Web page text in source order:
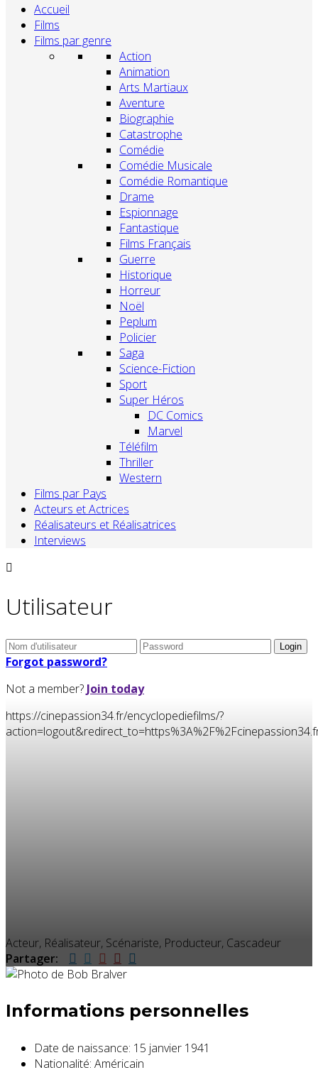
Accueil
Films
Films par genre
Action
Animation
Arts Martiaux
Aventure
Biographie
Catastrophe
Comédie
Comédie Musicale
Comédie Romantique
Drame
Espionnage
Fantastique
Films Français
Guerre
Historique
Horreur
Noël
Peplum
Policier
Saga
Science-Fiction
Sport
Super Héros
DC Comics
Marvel
Téléfilm
Thriller
Western
Films par Pays
Acteurs et Actrices
Réalisateurs et Réalisatrices
Interviews
Utilisateur
Forgot password?
Not a member? Join today
https://cinepassion34.fr/encyclopediefilms/?
Acteur, Réalisateur, Scénariste, Producteur, Cascadeur
Partager:
Informations personnelles
Date de naissance: 15 janvier 1941
Nationalité: Américain